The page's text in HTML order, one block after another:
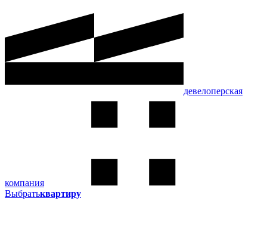
девелоперская
компания
Выбратьквартиру